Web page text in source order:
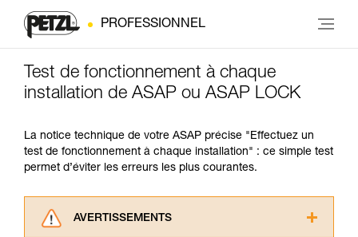
PROFESSIONNEL
Test de fonctionnement à chaque
installation de ASAP ou ASAP LOCK
La notice technique de votre ASAP précise "Effectuez un
test de fonctionnement à chaque installation" : ce simple test
permet d’éviter les erreurs les plus courantes.
AVERTISSEMENTS